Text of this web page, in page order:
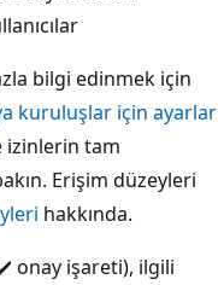
bilgi edinmek için
kuruluşlar için ayarlar
izinlerin tam
Erişim düzeyleri
hakkında.
onay işareti), ilgili